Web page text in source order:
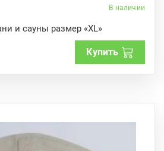
В наличии
и сауны размер «XL»
Купить